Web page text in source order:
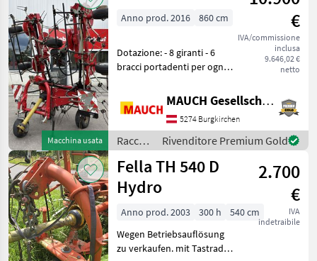
Macchina usata
€
IVA/commissione
inclusa
9.646,02 €
netto
Anno prod. 2016 860 cm
Dotazione: - 8 giranti - 6
bracci portadenti per ogni
Attacco a tre punti - Ruota
di contatto - Dispositivo
idraulico di regolazione de
MAUCH Gesellschaft m.b.H. & Co.KG
5274 Burgkirchen
Raccolta
mangimi
/ Fella
Rivenditore Premium Gold
Fella TH 540 D
Hydro
2.700
€
IVA
indetraibile
Anno prod. 2003 300 h
540 cm
Wegen Betriebsauflösung
zu verkaufen. mit Tastrad